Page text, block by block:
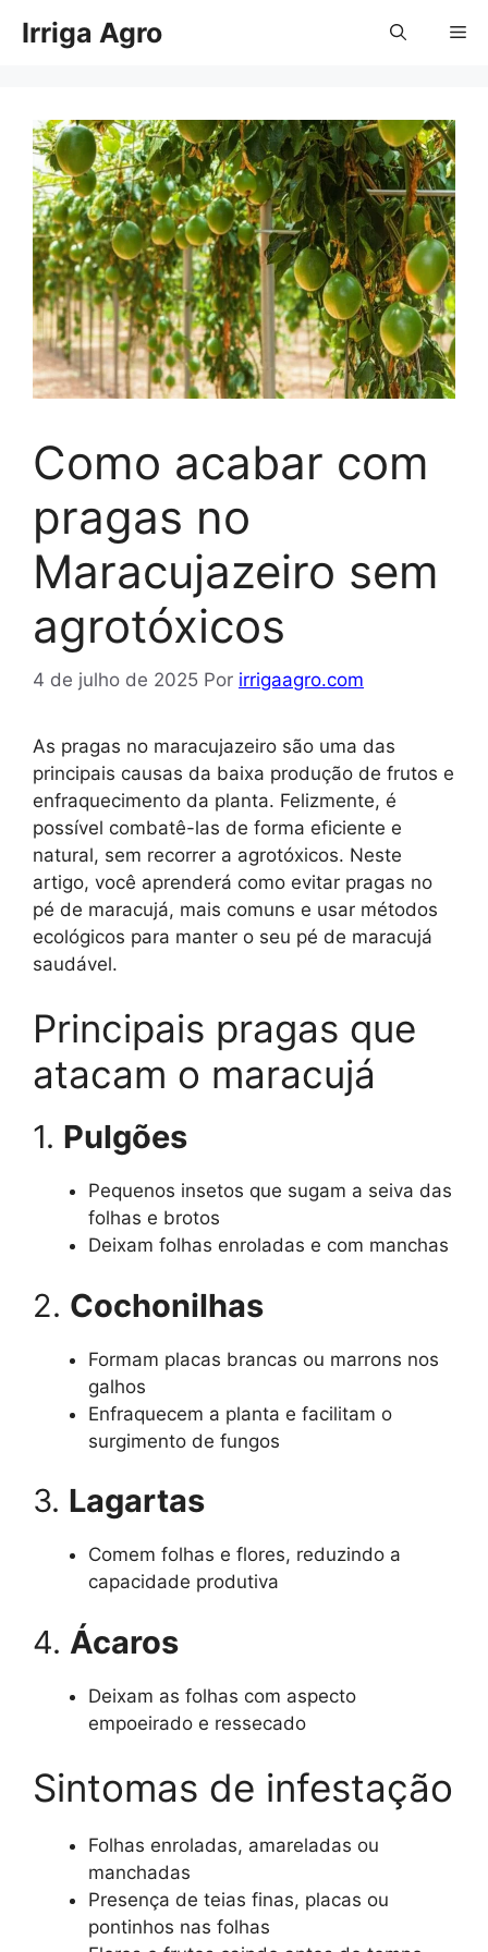
paraIrriga Agro
Como acabar com
pragas no
Maracujazeiro sem
agrotóxicos
4 de julho de 2025 Por irrigaagro.com
As pragas no maracujazeiro são uma das
principais causas da baixa produção de frutos e
enfraquecimento da planta. Felizmente, é
possível combatê-las de forma eficiente e
natural, sem recorrer a agrotóxicos. Neste
artigo, você aprenderá como evitar pragas no
pé de maracujá, mais comuns e usar métodos
ecológicos para manter o seu pé de maracujá
saudável.
Principais pragas que
atacam o maracujá
1. Pulgões
Pequenos insetos que sugam a seiva das
folhas e brotos
Deixam folhas enroladas e com manchas
2. Cochonilhas
Formam placas brancas ou marrons nos
galhos
Enfraquecem a planta e facilitam o
surgimento de fungos
3. Lagartas
Comem folhas e flores, reduzindo a
capacidade produtiva
4. Ácaros
Deixam as folhas com aspecto
empoeirado e ressecado
Sintomas de infestação
Folhas enroladas, amareladas ou
manchadas
Presença de teias finas, placas ou
pontinhos nas folhas